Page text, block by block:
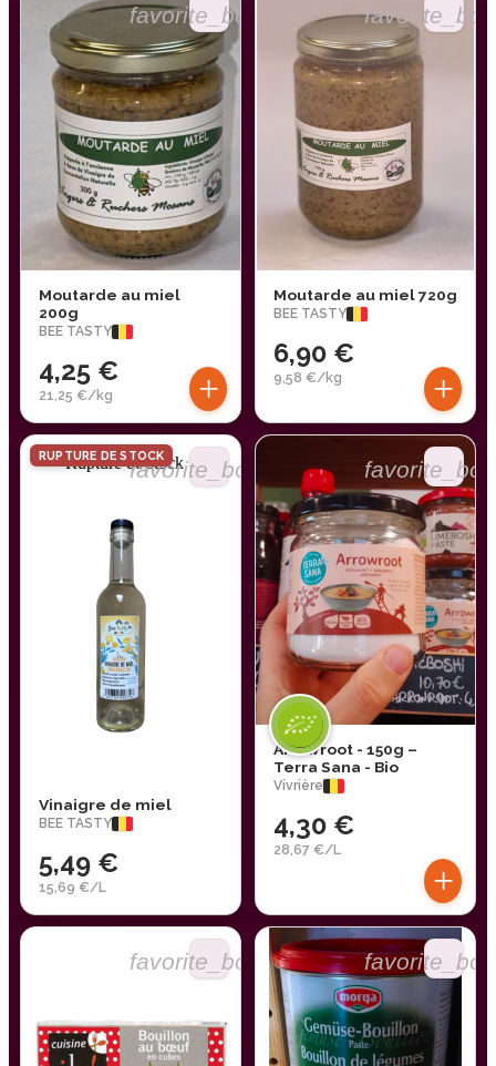
favorite_border
Moutarde au miel
200g
BEE TASTY
4,25 €
21,25 €/kg +
Moutarde au miel 720g
BEE TASTY
6,90 €
9,58 €/kg +
favorite_border
RUPTURE DE STOCK
Rupture de stock
Vinaigre de miel
BEE TASTY
5,49 €
15,69 €/L
Arrowroot - 150g –
Terra Sana - Bio
Vivrière
4,30 €
28,67 €/L
+
favorite_border